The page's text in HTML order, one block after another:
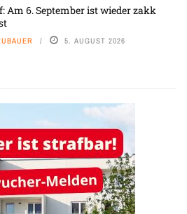
Am 6. September ist wieder zakk
5. AUGUST 2026